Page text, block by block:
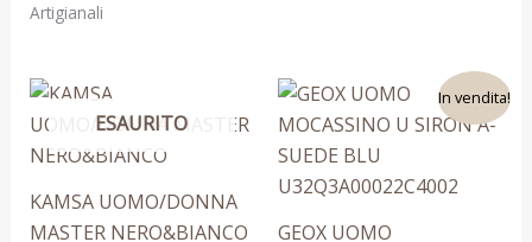
Artigianali
ESAURITO
KAMSA UOMO/DONNA
MASTER NERO&BIANCO
prodotto
ha
varianti.
In vendita!
GEOX UOMO
Il
originale
era:
Il
prezzo
attuale
Questo
prodotto
ha
più